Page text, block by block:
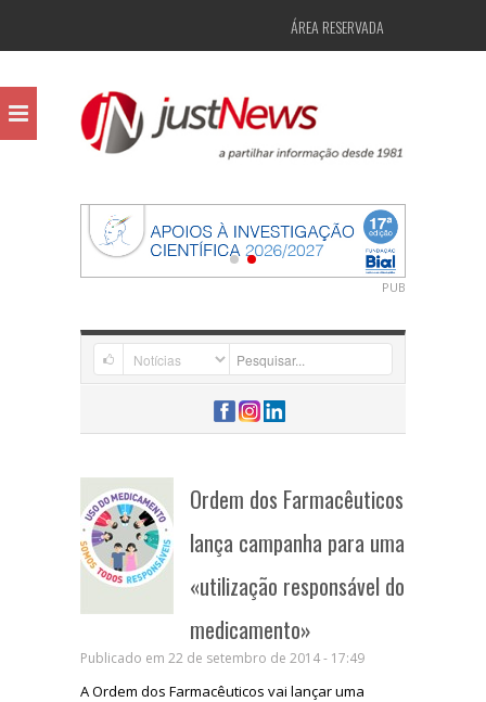
ÁREA RESERVADA
PUB
Ordem dos Farmacêuticos
lança campanha para uma
«utilização responsável do
medicamento»
Publicado em 22 de setembro de 2014 - 17:49
A Ordem dos Farmacêuticos vai lançar uma